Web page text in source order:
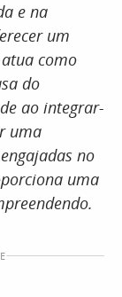
e na
um
como
do
ao integrar-
uma
no
uma